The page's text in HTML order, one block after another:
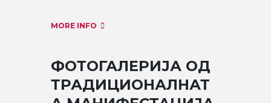
MORE INFO
ФОТОГАЛЕРИЈА ОД
ТРАДИЦИОНАЛНАТ